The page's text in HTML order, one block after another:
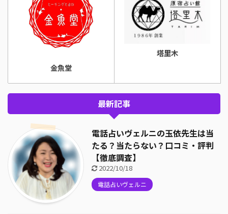
金魚堂
塔里木
最新記事
電話占いヴェルニの玉依先生は当
たる？当たらない？口コミ・評判
【徹底調査】
2022/10/18
電話占いヴェルニ